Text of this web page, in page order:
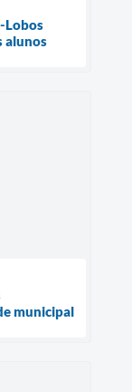
Lobos
alunos
municipal